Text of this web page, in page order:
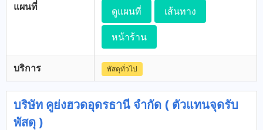
แผนที่ ดูแผนที่ เส้นทาง
หน้าร้าน
บริการ พัสดุทั่วไป
บริษัท คูย่งฮวดอุดรธานี จำกัด ( ตัวแทนจุดรับ
พัสดุ )